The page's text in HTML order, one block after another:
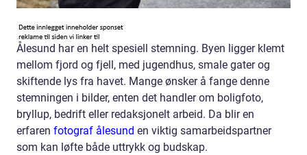
Ålesund har en helt spesiell stemning. Byen ligger klemt
mellom fjord og fjell, med jugendhus, smale gater og
skiftende lys fra havet. Mange ønsker å fange denne
stemningen i bilder, enten det handler om boligfoto,
bryllup, bedrift eller redaksjonelt arbeid. Da blir en
erfaren fotograf ålesund en viktig samarbeidspartner
som kan løfte både uttrykk og budskap.